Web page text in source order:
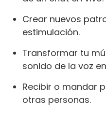
Crear nuevos
estimulación.
Transformar tu
sonido de la voz
Recibir o mandar
otras personas.